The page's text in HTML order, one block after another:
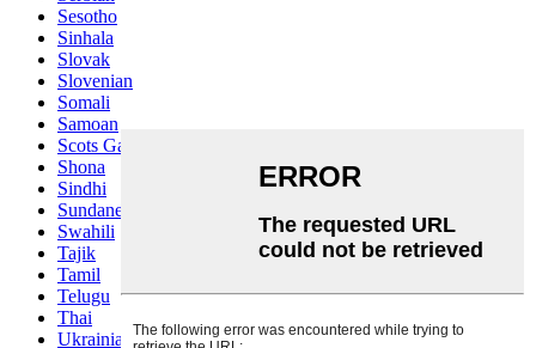
Sesotho
Sinhala
Slovak
Slovenian
Somali
Samoan
Scots Gaelic
Shona
Sindhi
Sundanese
Swahili
Tajik
Tamil
Telugu
Thai
Ukrainian